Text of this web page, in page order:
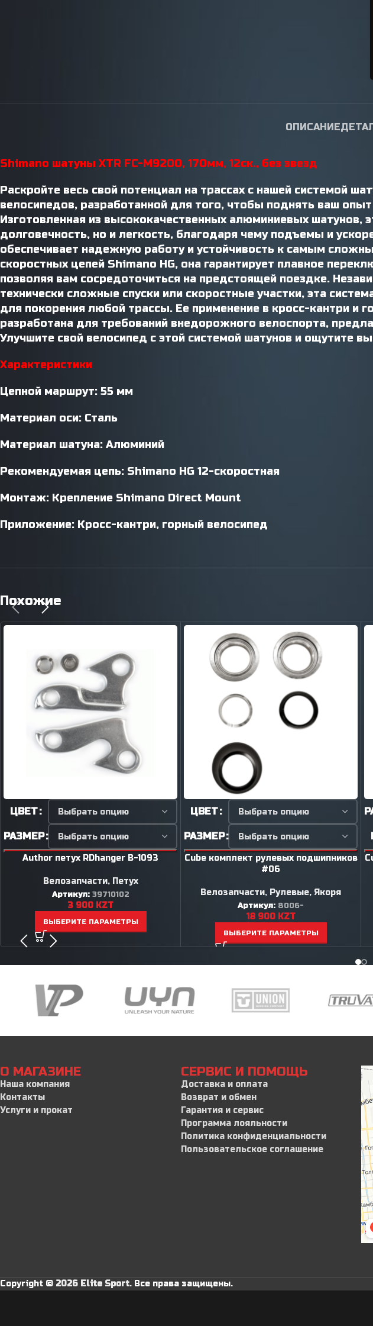
ОПИСАНИЕ
Shimano шатуны XTR FC-M9200, 170мм, 12ск., без звезд
Раскройте весь свой потенциал на трассах с нашей системой
велосипедов, разработанной для того, чтобы поднять ваш
Изготовленная из высококачественных алюминиевых шатунов,
долговечность, но и легкость, благодаря чему подъемы и
обеспечивает надежную работу и устойчивость к самым
скоростных цепей Shimano HG, она гарантирует плавное
позволяя вам сосредоточиться на предстоящей поездке.
технически сложные спуски или скоростные участки, эта
для покорения любой трассы. Ее применение в кросс-кантри и
разработана для требований внедорожного велоспорта,
Улучшите свой велосипед с этой системой шатунов и ощутите
Характеристики
Цепной маршрут: 55 мм
Материал оси: Сталь
Материал шатуна: Алюминий
Рекомендуемая цепь: Shimano HG 12-скоростная
Монтаж: Крепление Shimano Direct Mount
Приложение: Кросс-кантри, горный велосипед
Похожие
ЦВЕТ
РАЗМЕР
Author петух RDhanger B-1093
Велозапчасти, Петух
Артикул: 39710102
3 900 KZT
ВЫБЕРИТЕ ПАРАМЕТРЫ
ЦВЕТ
РАЗМЕР
Cube комплект рулевых подшипников
#06
Велозапчасти, Рулевые, Якоря
Артикул: 8006-
18 900 KZT
ВЫБЕРИТЕ ПАРАМЕТРЫ
О МАГАЗИНЕ
Наша компания
Контакты
Услуги и прокат
СЕРВИС И ПОМОЩЬ
Доставка и оплата
Возврат и обмен
Гарантия и сервис
Программа лояльности
Политика конфиденциальности
Пользовательское соглашение
Copyright © 2026 Elite Sport. Все права защищены.